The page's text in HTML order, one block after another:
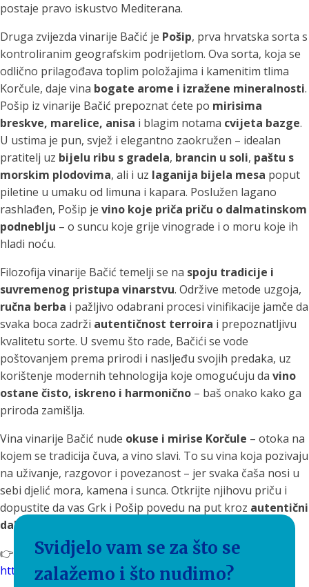
postaje pravo iskustvo Mediterana.
Druga zvijezda vinarije Bačić je Pošip, prva hrvatska sorta s
kontroliranim geografskim podrijetlom. Ova sorta, koja se
odlično prilagođava toplim položajima i kamenitim tlima
Korčule, daje vina bogate arome i izražene mineralnosti.
Pošip iz vinarije Bačić prepoznat ćete po mirisima
breskve, marelice, anisa i blagim notama cvijeta bazge.
U ustima je pun, svjež i elegantno zaokružen – idealan
pratitelj uz bijelu ribu s gradela, brancin u soli, paštu s
morskim plodovima, ali i uz laganija bijela mesa poput
piletine u umaku od limuna i kapara. Poslužen lagano
rashlađen, Pošip je vino koje priča priču o dalmatinskom
podneblju – o suncu koje grije vinograde i o moru koje ih
hladi noću.
Filozofija vinarije Bačić temelji se na spoju tradicije i
suvremenog pristupa vinarstvu. Održive metode uzgoja,
ručna berba i pažljivo odabrani procesi vinifikacije jamče da
svaka boca zadrži autentičnost terroira i prepoznatljivu
kvalitetu sorte. U svemu što rade, Bačići se vode
poštovanjem prema prirodi i nasljeđu svojih predaka, uz
korištenje modernih tehnologija koje omogućuju da vino
ostane čisto, iskreno i harmonično – baš onako kako ga
priroda zamišlja.
Vina vinarije Bačić nude okuse i mirise Korčule – otoka na
kojem se tradicija čuva, a vino slavi. To su vina koja pozivaju
na uživanje, razgovor i povezanost – jer svaka čaša nosi u
sebi djelić mora, kamena i sunca. Otkrijte njihovu priču i
dopustite da vas Grk i Pošip povedu na put kroz autentični
dalmatinski terroir
👉 Više o vinima vinarije Bačić pronađite na:
https://aquilia.hr/kategorija/bacic/
Svidjelo vam se za što se
zalažemo i što nudimo?